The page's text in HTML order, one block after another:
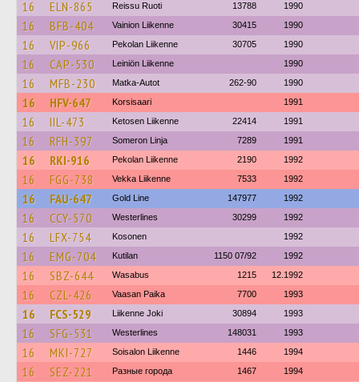
16 ELN-865 Reissu Ruoti 13788 1990
16 BFB-404 Vainion Liikenne 30415 1990
16 VIP-966 Pekolan Liikenne 30705 1990
16 CAP-530 Leiniön Liikenne 1990
16 MFB-230 Matka-Autot 262-90 1990
16 HFV-647 Korsisaari 1991
16 IIL-473 Ketosen Liikenne 22414 1991
16 RFH-397 Someron Linja 7289 1991
16 RKI-916 Pekolan Liikenne 2190 1992
16 FGG-738 Vekka Liikenne 7533 1992
16 FAU-647 Gold Line 147977 1992
16 CCY-570 Westerlines 30299 1992
16 LFX-754 Kosonen 1992
16 EMG-704 Kutilan 1150 07/92 1992
16 SBZ-644 Wasabus 1215 12.1992
16 CZL-426 Vaasan Paika 7700 1993
16 FCS-529 Liikenne Joki 30894 1993
16 SFG-531 Westerlines 148031 1993
16 MKI-727 Soisalon Liikenne 1446 1994
16 SEZ-221 Разные города 1467 1994